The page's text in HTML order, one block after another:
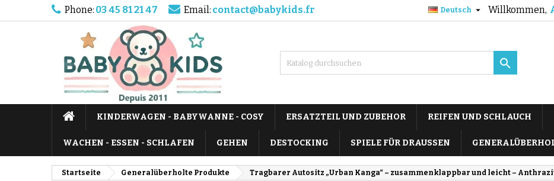
Phone: 03 45 81 21 47 Email: contact@babykids.fr Willkommen,
Deutsch 

KINDERWAGEN - BABYWANNE - COSY ERSATZTEIL UND ZUBEHOR REIFEN UND SCHLAUCH
WACHEN - ESSEN - SCHLAFEN GEHEN DESTOCKING SPIELE FÜR DRAUSSEN
Startseite Generalüberholte Produkte Tragbarer Autositz „Urban Kanga“ – zusammenklappbar und leicht –